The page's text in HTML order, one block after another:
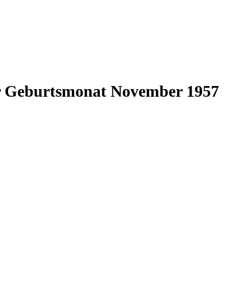
November 1957